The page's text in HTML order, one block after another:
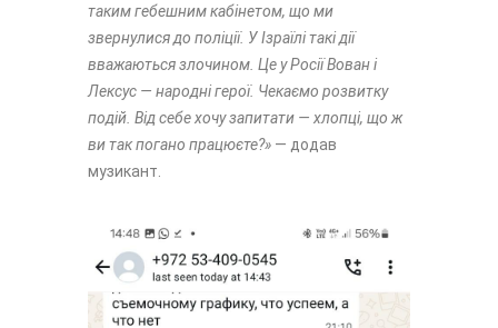
таким гебешним кабінетом, що ми
звернулися до поліції. У Ізраїлі такі дії
вважаються злочином. Це у Росії Вован і
Лексус — народні герої. Чекаємо розвитку
подій. Від себе хочу запитати — хлопці, що ж
ви так погано працюєте?» — додав
музикант.